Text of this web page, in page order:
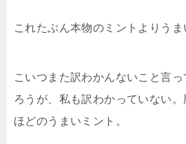
これたぶん本物のミントよりうま
こいつまた訳わかんないこと言
ろうが、私も訳わかっていない
ほどのうまいミント。